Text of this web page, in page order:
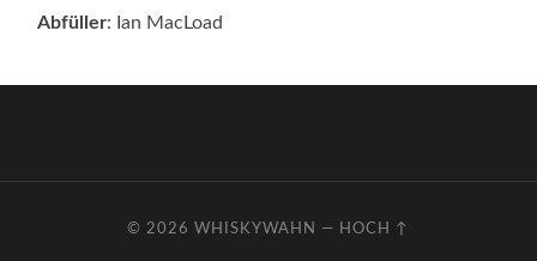
Abfüller: Ian MacLoad
© 2026WHISKYWAHN — HOCH ↑